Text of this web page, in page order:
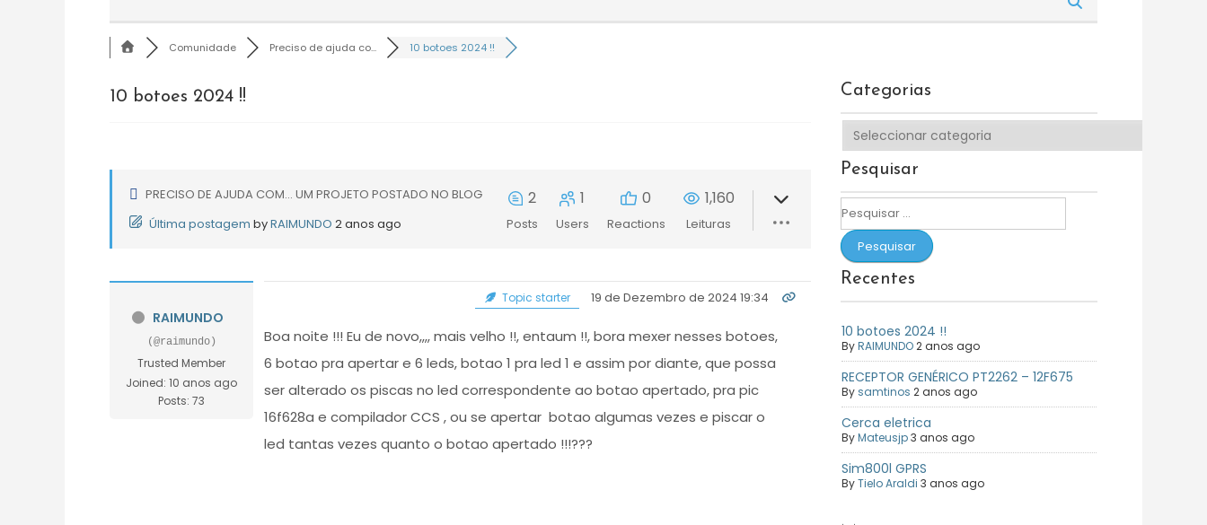
Comunidade Preciso de ajuda co... 10 botoes 2024 !!
10 botoes 2024 !!
PRECISO DE AJUDA COM... UM PROJETO POSTADO NO BLOG
Última postagem byRAIMUNDO 2 anos ago
2
Posts
1
Users
0
Reactions
1,160
Leituras
RAIMUNDO
(@raimundo)
Trusted Member
Joined: 10 anos ago
Posts: 73
Topic starter 19 de Dezembro de 2024 19:34
Boa noite !!! Eu de novo,,,, mais velho !!, entaum !!, bora mexer nesses botoes,
6 botao pra apertar e 6 leds, botao 1 pra led 1 e assim por diante, que possa
ser alterado os piscas no led correspondente ao botao apertado, pra pic
16f628a e compilador CCS , ou se apertar botao algumas vezes e piscar o
led tantas vezes quanto o botao apertado !!!???
Categorias
Categorias
Pesquisar
Recentes
10 botoes 2024 !!
ByRAIMUNDO2 anos ago
RECEPTOR GENÉRICO PT2262 – 12F675
Bysamtinos 2 anos ago
Cerca eletrica
ByMateusjp3 anos ago
Sim800l GPRS
ByTielo Araldi 3 anos ago